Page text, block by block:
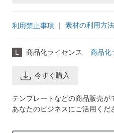
利用禁止事項 ｜ 素材の利用方法
L 商品化ライセンス 商品化
今すぐ購入
テンプレートなどの商品販売が
あなたのビジネスにご活用くだ